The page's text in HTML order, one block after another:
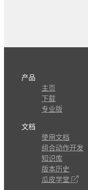
产品
主页
下载
专业版
文档
使用文档
组合动作开发
知识库
版本历史
瓜皮学堂